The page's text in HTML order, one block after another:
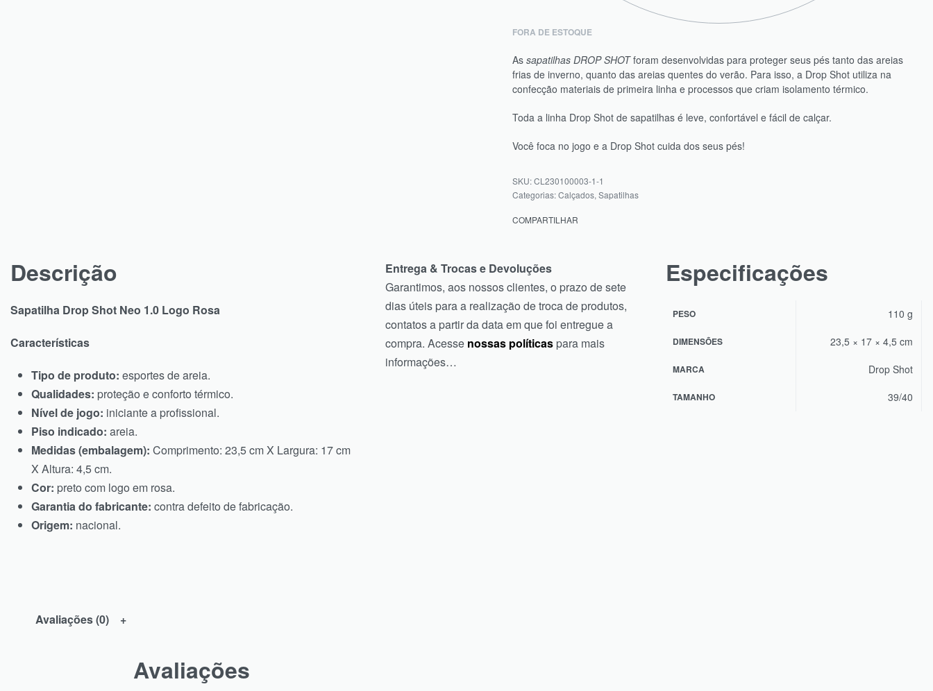
FORA DE ESTOQUE
As sapatilhas DROP SHOTforam desenvolvidas para proteger seus pés tanto das areias
frias de inverno, quanto das areias quentes do verão. Para isso, a Drop Shot utiliza na
confecção materiais de primeira linha e processos que criam isolamento térmico.
Toda a linha Drop Shot de sapatilhas é leve, confortável e fácil de calçar.
Você foca no jogo e a Drop Shot cuida dos seus pés!
CL230100003-1-1
Categorias:Calçados, Sapatilhas
COMPARTILHAR
Descrição
Sapatilha Drop Shot Neo 1.0 Logo Rosa
Características
Tipo de produto: esportes de areia.
Qualidades: proteção e conforto térmico.
Nível de jogo: iniciante a profissional.
Piso indicado: areia.
Medidas (embalagem): Comprimento: 23,5 cm X Largura: 17 cm
X Altura: 4,5 cm.
Cor: preto com logo em rosa.
Garantia do fabricante: contra defeito de fabricação.
Origem: nacional.
Entrega & Trocas e Devoluções
Garantimos, aos nossos clientes, o prazo de sete
dias úteis para a realização de troca de produtos,
contatos a partir da data em que foi entregue a
compra. Acesse nossas políticaspara mais
informações…
Especificações
PESO 110 g
DIMENSÕES 23,5 × 17 × 4,5 cm
MARCA Drop Shot
TAMANHO 39/40
Avaliações (0)
Avaliações